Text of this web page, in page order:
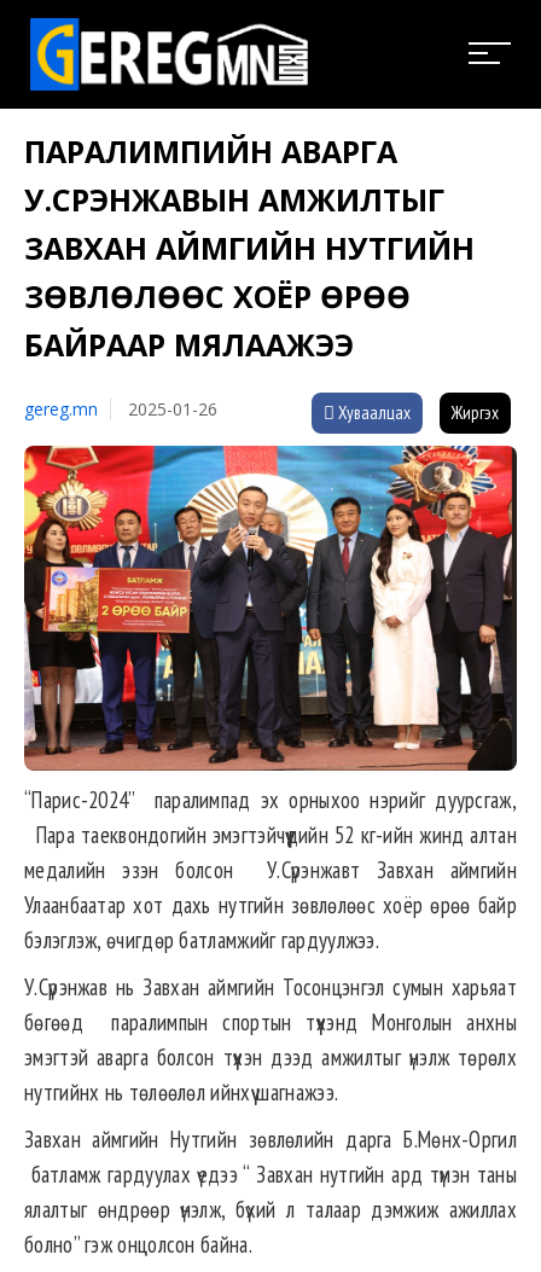
ПАРАЛИМПИЙН АВАРГА
У.СҮРЭНЖАВЫН АМЖИЛТЫГ
ЗАВХАН АЙМГИЙН НУТГИЙН
ЗӨВЛӨЛӨӨС ХОЁР ӨРӨӨ
БАЙРААР МЯЛААЖЭЭ
gereg.mn 2025-01-26 Хуваалцах Жиргэх
“Парис-2024” паралимпад эх орныхоо нэрийг дуурсгаж,
Пара таеквондогийн эмэгтэйчүүдийн 52 кг-ийн жинд алтан
медалийн эзэн болсон У.Сүрэнжавт Завхан аймгийн
Улаанбаатар хот дахь нутгийн зөвлөлөөс хоёр өрөө байр
бэлэглэж, өчигдөр батламжийг гардуулжээ.
У.Сүрэнжав нь Завхан аймгийн Тосонцэнгэл сумын харьяат
бөгөөд паралимпын спортын түүхэнд Монголын анхны
эмэгтэй аварга болсон түүхэн дээд амжилтыг үнэлж төрөлх
нутгийнх нь төлөөлөл ийнхүү шагнажээ.
Завхан аймгийн Нутгийн зөвлөлийн дарга Б.Мөнх-Оргил
батламж гардуулах үедээ “ Завхан нутгийн ард түмэн таны
ялалтыг өндрөөр үнэлж, бүхий л талаар дэмжиж ажиллах
болно” гэж онцолсон байна.